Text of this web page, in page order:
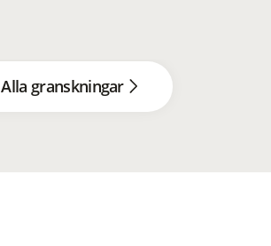
Alla granskningar